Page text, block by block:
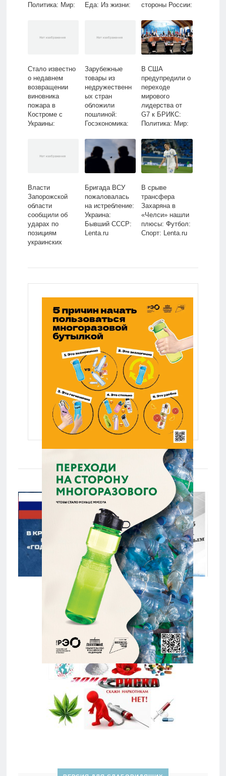
Политика: Мир:
Еда: Из жизни:
стороны России:
Lenta.ru
Стало известно
о недавнем
возвращении
виновника
пожара в
Костроме с
Украины:
Lenta.ru
Зарубежные
товары из
недружественн
ых стран
обложили
пошлиной:
Госэкономика:
Lenta.ru
В США
предупредили о
переходе
мирового
лидерства от
G7 к БРИКС:
Политика: Мир:
Власти
Запорожской
области
сообщили об
ударах по
позициям
украинских
Россия: Lenta.ru
Бригада ВСУ
пожаловалась
на истребление:
Украина:
Бывший СССР:
Lenta.ru
В срыве
трансфера
Захаряна в
«Челси» нашли
плюсы: Футбол:
Спорт: Lenta.ru